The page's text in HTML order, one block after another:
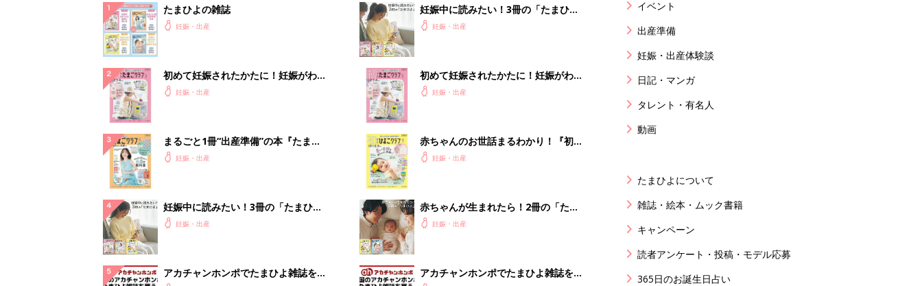
が見逃せない！
PR（Amazon）
ランキングをもっと見る
23年続く自律型組織に共通する「3つ
の要素」
PR（ビズヒント）
妊娠・出産の人気テーマ
イベント
出産準備
妊娠・出産体験談
日記・マンガ
タレント・有名人
動画
たまひよについて
雑誌・絵本・ムック書籍
キャンペーン
読者アンケート・投稿・モデル応募
365日のお誕生日占い